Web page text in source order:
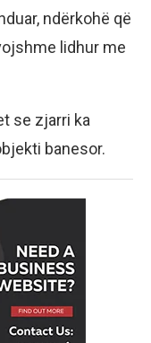
ndërkohë që
lidhur me
se zjarri ka
banesor.